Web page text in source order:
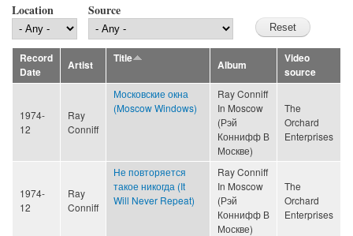
Location Source
Record
Date
Artist
Title
Album
Video
source
1974-
12
Ray
Conniff
Московские окна
(Moscow Windows)
Ray Conniff
In Moscow
(Рэй
Коннифф В
Москве)
The
Orchard
Enterprises
1974-
12
Ray
Conniff
Не повторяется
такое никогда (It
Will Never Repeat)
Ray Conniff
In Moscow
(Рэй
Коннифф В
Москве)
The
Orchard
Enterprises